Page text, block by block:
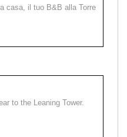
casa, il tuo B&B alla Torre
to the Leaning Tower.